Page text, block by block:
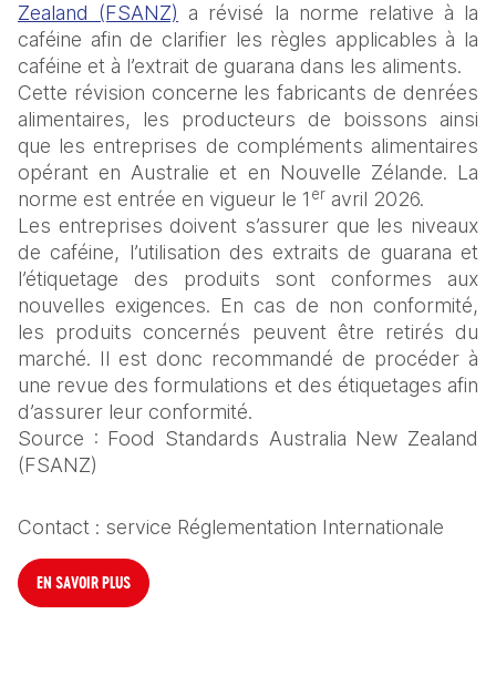
Zealand (FSANZ) a révisé la norme relative à la
caféine afin de clarifier les règles applicables à la
caféine et à l’extrait de guarana dans les aliments.
Cette révision concerne les fabricants de denrées
alimentaires, les producteurs de boissons ainsi
que les entreprises de compléments alimentaires
opérant en Australie et en Nouvelle Zélande. La
norme est entrée en vigueur le 1 er avril 2026.
Les entreprises doivent s’assurer que les niveaux
de caféine, l’utilisation des extraits de guarana et
l’étiquetage des produits sont conformes aux
nouvelles exigences. En cas de non conformité,
les produits concernés peuvent être retirés du
marché. Il est donc recommandé de procéder à
une revue des formulations et des étiquetages afin
d’assurer leur conformité.
Source : Food Standards Australia New Zealand
(FSANZ)
Contact : service Réglementation Internationale
EN SAVOIR PLUS